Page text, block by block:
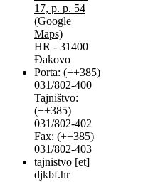
17, p. p. 54
(Google
Maps)
HR - 31400
Đakovo
Porta: (++385)
031/802-400
Tajništvo:
(++385)
031/802-402
Fax: (++385)
031/802-403
tajnistvo [et]
djkbf.hr